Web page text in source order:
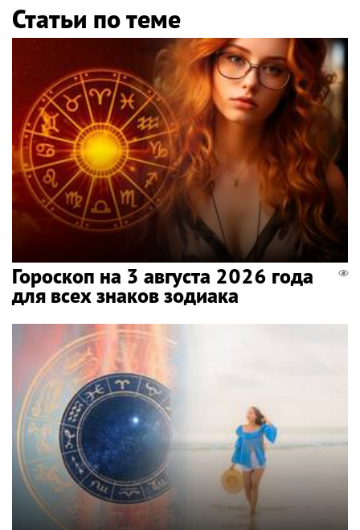
Статьи по теме
Гороскоп на 3 августа 2026 года
для всех знаков зодиака